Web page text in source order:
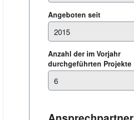
Angeboten seit
Anzahl der im Vorjahr
durchgeführten Projekte